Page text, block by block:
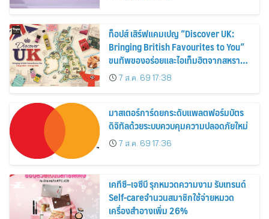
ท็อปส์ เสิร์ฟแคมเปญ “Discover UK:
Bringing British Favourites to You”
ขนทัพของอร่อยและไอเท็มฮิตจากสหราช
อาณาจักร ส่งตรงถึงมือตั้งแต่วันนี้ – 18
สิงหาคมนี้
7 ส.ค. 69 17:38
มาสเตอร์การ์ดยกระดับแพลตฟอร์มบัตร
ดิจิทัลด้วยระบบควบคุมความปลอดภัยใหม่
7 ส.ค. 69 17:36
เคทีซี–เจซีบี รุกหมวดความงาม รับเทรนด์
Self-careจำนวนสมาชิกใช้จ่ายหมวด
เครื่องสำอางเพิ่ม 26%